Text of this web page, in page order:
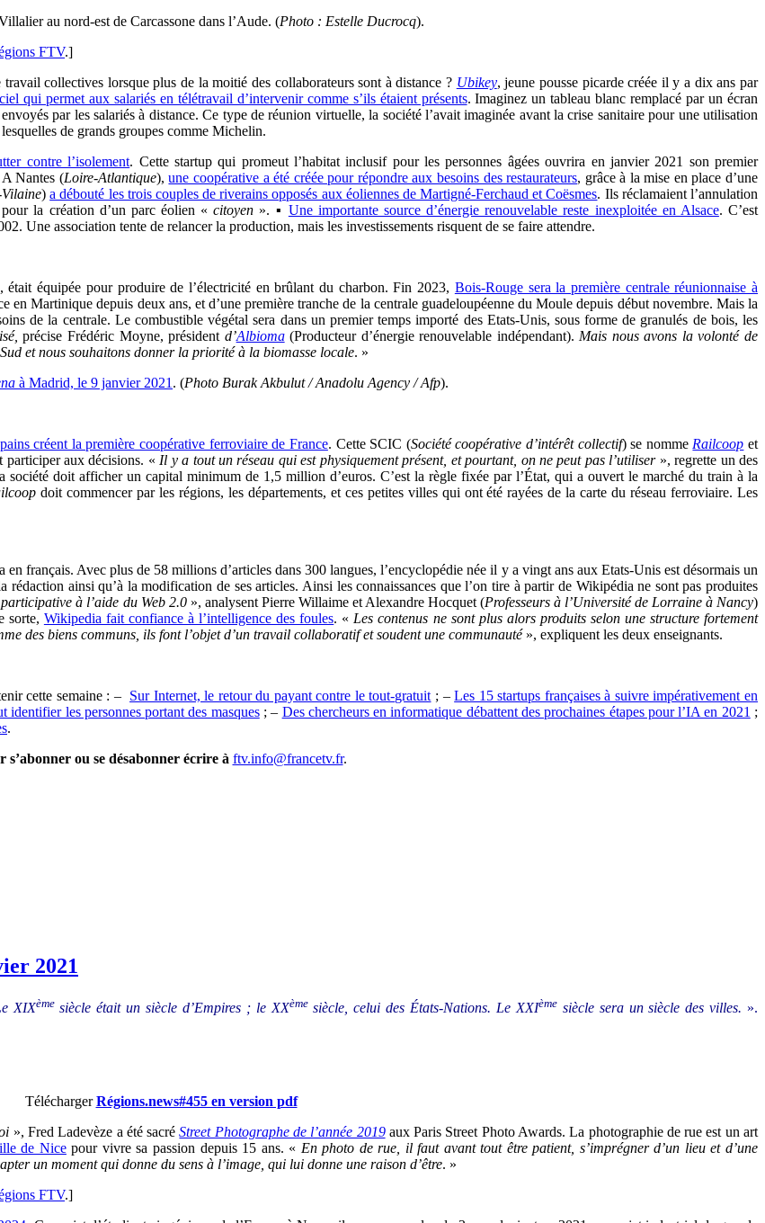
au nord-est de Carcassone dans l’Aude. (Photo : Estelle Ducrocq).
FTV.]
collectives lorsque plus de la moitié des collaborateurs sont à distance ? Ubikey, jeune pousse picarde créée il y a dix ans par
qui permet aux salariés en télétravail d’intervenir comme s’ils étaient présents. Imaginez un tableau blanc remplacé par un écran
par les salariés à distance. Ce type de réunion virtuelle, la société l’avait imaginée avant la crise sanitaire pour une utilisation
de grands groupes comme Michelin.
contre l’isolement. Cette startup qui promeut l’habitat inclusif pour les personnes âgées ouvrira en janvier 2021 son premier
A Nantes (Loire-Atlantique),une coopérative a été créée pour répondre aux besoins des restaurateurs, grâce à la mise en place d’une
)a débouté les trois couples de riverains opposés aux éoliennes de Martigné-Ferchaud et Coësmes. Ils réclamaient l’annulation
la création d’un parc éolien «citoyen ». ▪ Une importante source d’énergie renouvelable reste inexploitée en Alsace. C’est
Une association tente de relancer la production, mais les investissements risquent de se faire attendre.
équipée pour produire de l’électricité en brûlant du charbon. Fin 2023, Bois-Rouge sera la première centrale réunionnaise à
en Martinique depuis deux ans, et d’une première tranche de la centrale guadeloupéenne du Moule depuis début novembre. Mais la
de la centrale. Le combustible végétal sera dans un premier temps importé des Etats-Unis, sous forme de granulés de bois, les
précise Frédéric Moyne, président d’Albioma(Producteur d’énergie renouvelable indépendant).Mais nous avons la volonté de
et nous souhaitons donner la priorité à la biomasse locale. »
à Madrid, le 9 janvier 2021. (Photo Burak Akbulut / Anadolu Agency / Afp).
créent la première coopérative ferroviaire de France. Cette SCIC (Société coopérative d’intérêt collectif) se nommeRailcoop et
participer aux décisions. «Il y a tout un réseau qui est physiquement présent, et pourtant, on ne peut pas l’utiliser», regrette un des
doit afficher un capital minimum de 1,5 million d’euros. C’est la règle fixée par l’État, qui a ouvert le marché du train à la
doit commencer par les régions, les départements, et ces petites villes qui ont été rayées de la carte du réseau ferroviaire. Les
français. Avec plus de 58 millions d’articles dans 300 langues, l’encyclopédie née il y a vingt ans aux Etats-Unis est désormais un
ainsi qu’à la modification de ses articles. Ainsi les connaissances que l’on tire à partir de Wikipédia ne sont pas produites
à l’aide du Web 2.0», analysent Pierre Willaime et Alexandre Hocquet (Professeurs à l’Université de Lorraine à Nancy)
sorte, Wikipedia fait confiance à l’intelligence des foules. «Les contenus ne sont plus alors produits selon une structure fortement
des biens communs, ils font l’objet d’un travail collaboratif et soudent une communauté», expliquent les deux enseignants.
cette semaine : – Sur Internet, le retour du payant contre le tout-gratuit; –Les 15 startups françaises à suivre impérativement en
identifier les personnes portant des masques; – Des chercheurs en informatique débattent des prochaines étapes pour l’IA en 2021 ;
.
s’abonner ou se désabonner écrire à ftv.info@francetv.fr.
2021
XIXèmesiècle était un siècle d’Empires ; le XXèmesiècle, celui des États-Nations. Le XXIèmesiècle sera un siècle des villes. ».
TéléchargerRégions.news#455 en version pdf
», Fred Ladevèze a été sacréStreet Photographe de l’année 2019aux Paris Street Photo Awards. La photographie de rue est un art
de Nicepour vivre sa passion depuis 15 ans. « En photo de rue, il faut avant tout être patient, s’imprégner d’un lieu et d’une
un moment qui donne du sens à l’image, qui lui donne une raison d’être. »
FTV.]